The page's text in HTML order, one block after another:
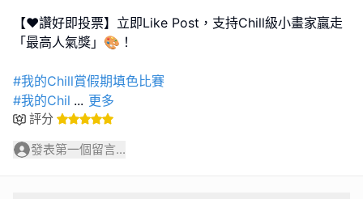
【❤️讚好即投票】立即Like Post，支持Chill級小畫家贏走
「最高人氣獎」🎨！
#我的Chill賞假期填色比賽
#我的Chil ... 更多
評分
發表第一個留言...